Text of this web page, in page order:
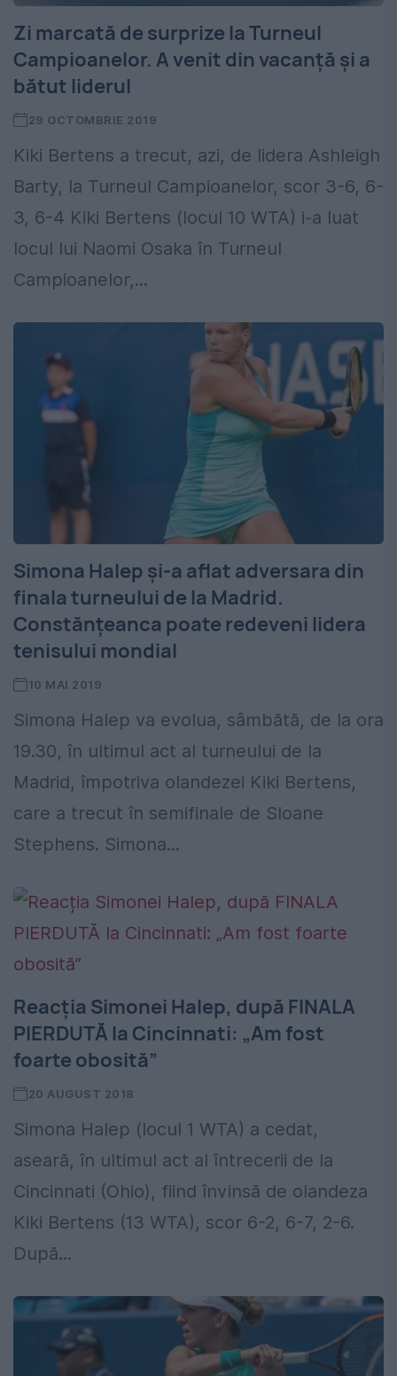
Zi marcată de surprize la Turneul
Campioanelor. A venit din vacanță și a
bătut liderul
29 OCTOMBRIE 2019
Kiki Bertens a trecut, azi, de lidera Ashleigh
Barty, la Turneul Campioanelor, scor 3-6, 6-
3, 6-4 Kiki Bertens (locul 10 WTA) i-a luat
locul lui Naomi Osaka în Turneul
Campioanelor,...
Simona Halep și-a aflat adversara din
finala turneului de la Madrid.
Constănțeanca poate redeveni lidera
tenisului mondial
10 MAI 2019
Simona Halep va evolua, sâmbătă, de la ora
19.30, în ultimul act al turneului de la
Madrid, împotriva olandezei Kiki Bertens,
care a trecut în semifinale de Sloane
Stephens. Simona...
Reacția Simonei Halep, după FINALA
PIERDUTĂ la Cincinnati: „Am fost
foarte obosită”
20 AUGUST 2018
Simona Halep (locul 1 WTA) a cedat,
aseară, în ultimul act al întrecerii de la
Cincinnati (Ohio), fiind învinsă de olandeza
Kiki Bertens (13 WTA), scor 6-2, 6-7, 2-6.
După...